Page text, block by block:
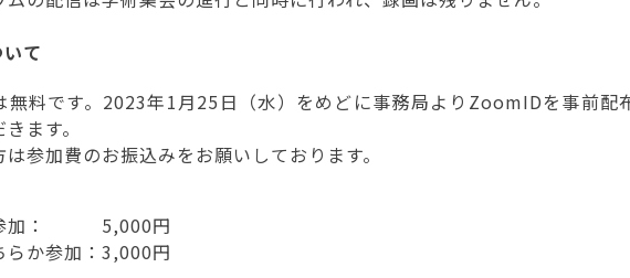
て
無料です。2023年1月25日（水）をめどに事務局よりZoomIDを事前配
ます。
参加費のお振込みをお願いしております。
加： 5,000円
か参加：3,000円